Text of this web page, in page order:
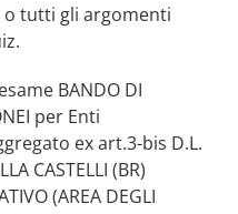
o tutti gli argomenti
BANDO DI
per Enti
ex art.3-bis D.L.
CASTELLI (BR)
(AREA DEGLI